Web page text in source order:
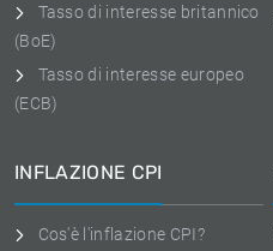
Tasso di interesse britannico
(BoE)
Tasso di interesse europeo
(ECB)
INFLAZIONE CPI
Cos'è l'inflazione CPI?